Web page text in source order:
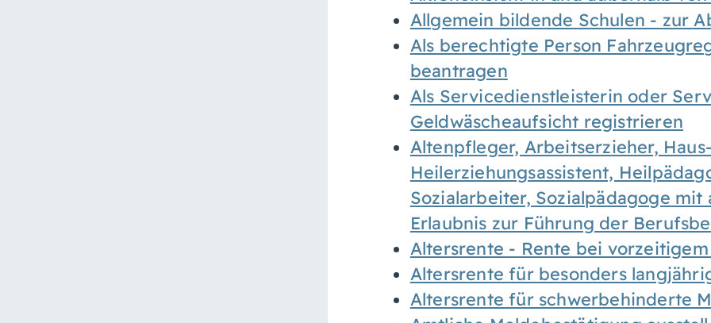
Allgemein bildende Schulen - zur
Als berechtigte Person
beantragen
Als Servicedienstleisterin oder
Geldwäscheaufsicht registrieren
Altenpfleger, Arbeitserzieher,
Heilerziehungsassistent,
Sozialarbeiter, Sozialpädagoge
Erlaubnis zur Führung der
Altersrente - Rente bei
Altersrente für besonders
Altersrente für schwerbehinderte